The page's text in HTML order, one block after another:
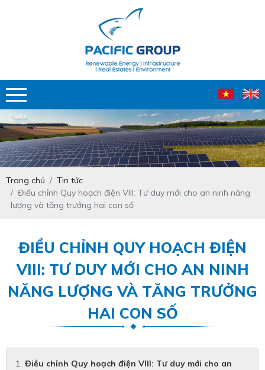
Trang chủ
Tin tức
Điều chỉnh Quy hoạch điện VIII: Tư duy mới cho an ninh năng
lượng và tăng trưởng hai con số
ĐIỀU CHỈNH QUY HOẠCH ĐIỆN
VIII: TƯ DUY MỚI CHO AN NINH
NĂNG LƯỢNG VÀ TĂNG TRƯỞNG
HAI CON SỐ
Điều chỉnh Quy hoạch điện VIII: Tư duy mới cho an